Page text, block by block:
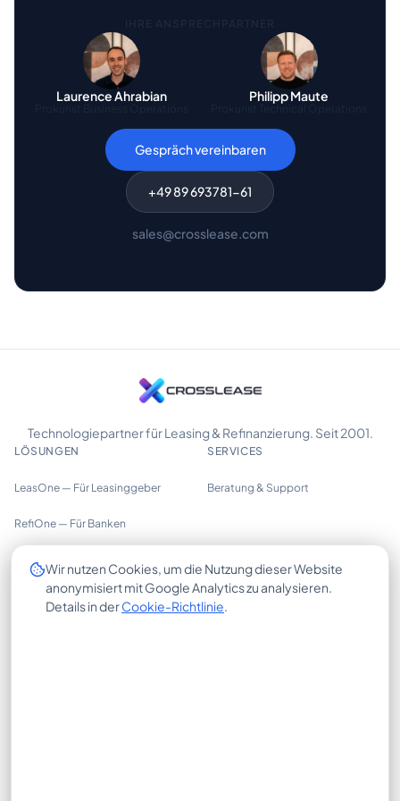
Laurence Ahrabian Philipp Maute
Gespräch vereinbaren
+49 89 693781-61
sales@crosslease.com
Technologiepartner für Leasing & Refinanzierung. Seit 2001.
LÖSUNGEN
LeasOne — Für Leasinggeber
RefiOne — Für Banken
SERVICES
Beratung & Support
UNTERNEHMEN
Über uns
RECHTLICHES
Impressum
Wir nutzen Cookies, um die Nutzung dieser Website
anonymisiert mit Google Analytics zu analysieren.
Details in derCookie-Richtlinie.